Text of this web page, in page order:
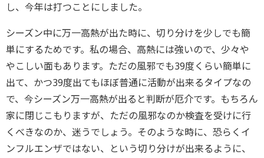
し、今年は打つことにしました。
シーズン中に万一高熱が出た時に、切り分けを少しでも簡
単にするためです。私の場合、高熱には強いので、少々や
やこしい面もあります。ただの風邪でも39度くらい簡単に
出て、かつ39度出てもほぼ普通に活動が出来るタイプなの
で、今シーズン万一高熱が出ると判断が厄介です。もちろん
家に閉じこもりますが、ただの風邪なのか検査を受けに行
くべきなのか、迷うでしょう。そのような時に、恐らくイ
ンフルエンザではない、という切り分けが出来るように、